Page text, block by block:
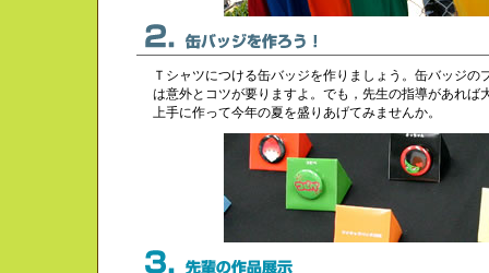
Ｔシャツにつける缶バッジを作りましょう。缶バッジの
は意外とコツが要りますよ。でも，先生の指導があれば
上手に作って今年の夏を盛りあげてみませんか。